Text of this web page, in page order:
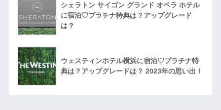
シェラトン サイゴン グランド オペラ ホテル
に宿泊♡プラチナ特典は？アップグレード
は？
ウェスティンホテル横浜に宿泊♡プラチナ特
典は？アップグレードは？ 2023年の思い出！